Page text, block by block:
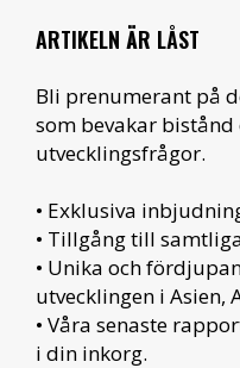
ARTIKELN ÄR LÅST
Bli prenumerant på
som bevakar
utvecklingsfrågor.
• Exklusiva
• Tillgång till
• Unika och
utvecklingen i Asien,
• Våra senaste
i din inkorg.